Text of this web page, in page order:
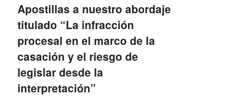
Apostillas a nuestro abordaje
titulado “La infracción
procesal en el marco de la
casación y el riesgo de
legislar desde la
interpretación”